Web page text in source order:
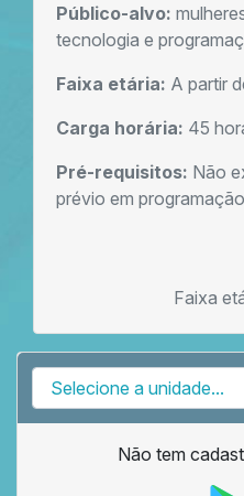
Público-alvo:
tecnologia e
Faixa etária: A partir
Carga horária: 45
Pré-requisitos: Não
prévio em programação
Faixa
Não tem